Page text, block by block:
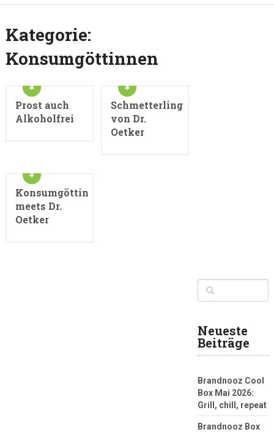
Kategorie:
Konsumgöttinnen
Prost auch
Alkoholfrei
Schmetterling
von Dr.
Oetker
Konsumgöttin
meets Dr.
Oetker
Neueste
Beiträge
Brandnooz Cool
Box Mai 2026:
Grill, chill, repeat
Brandnooz Box